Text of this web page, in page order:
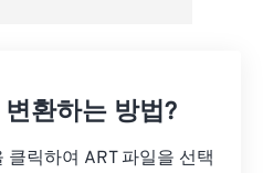
환하는 방법?
클릭하여 ART 파일을 선택